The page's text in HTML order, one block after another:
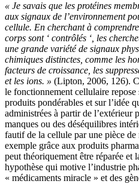
« Je savais que les protéines
aux signaux de l’environnement
cellule. En cherchant à
corps sont ‘ contrôlés ‘, les
une grande variété de signaux
chimiques distinctes, comme les
facteurs de croissance, les
et les ions. » (Lipton, 2006, 126).
le fonctionnement cellulaire repose
produits pondérables et sur l’idée
administrées à partir de l’extérieur
manques ou des déséquilibres
fautif de la cellule par une pièce
exemple grâce aux produits
peut théoriquement être réparée et
hypothèse qui motive l’industrie
« médicaments miracle » et des